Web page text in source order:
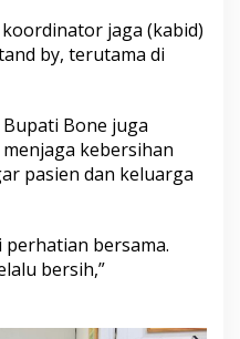
jaga (kabid)
by, terutama di
Bone juga
kebersihan
pasien dan keluarga
perhatian bersama.
bersih,”